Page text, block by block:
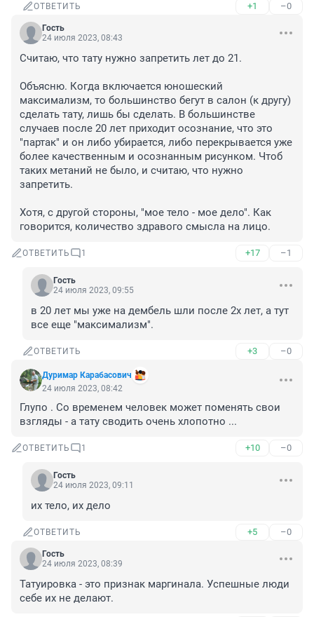
ОТВЕТИТЬ +1 –0
Гость
24 июля 2023, 08:43
Считаю, что тату нужно запретить лет до 21.
Объясню. Когда включается юношеский
максимализм, то большинство бегут в салон (к другу)
сделать тату, лишь бы сделать. В большинстве
случаев после 20 лет приходит осознание, что это
"партак" и он либо убирается, либо перекрывается уже
более качественным и осознанным рисунком. Чтоб
таких метаний не было, и считаю, что нужно
запретить.
Хотя, с другой стороны, "мое тело - мое дело". Как
говорится, количество здравого смысла на лицо.
ОТВЕТИТЬ 1 +17 –1
Гость
24 июля 2023, 09:55
в 20 лет мы уже на дембель шли после 2х лет, а тут
все еще "максимализм".
ОТВЕТИТЬ +3 –0
Дуримар Карабасович
24 июля 2023, 08:42
Глупо . Со временем человек может поменять свои
взгляды - а тату сводить очень хлопотно ...
ОТВЕТИТЬ 1 +10 –0
Гость
24 июля 2023, 09:11
их тело, их дело
ОТВЕТИТЬ +5 –0
Гость
24 июля 2023, 08:39
Татуировка - это признак маргинала. Успешные люди
себе их не делают.